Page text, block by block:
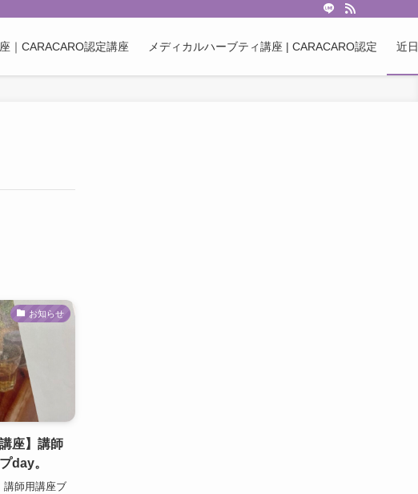
｜CARACARO認定講座 メディカルハーブティ講座 | CARACARO認定 近
お知らせ
座】講師
day。
講師用講座ブ